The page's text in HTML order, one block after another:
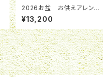
2026お盆 お供えアレンジ
メント「紫苑」 ¥13,200
¥13,200